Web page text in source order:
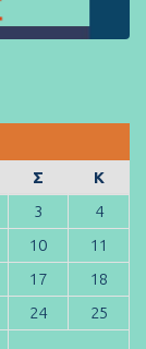
Σ
Κ
3
4
10
11
17
18
24
25